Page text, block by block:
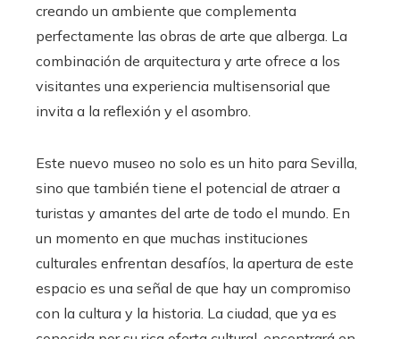
creando un ambiente que complementa
perfectamente las obras de arte que alberga. La
combinación de arquitectura y arte ofrece a los
visitantes una experiencia multisensorial que
invita a la reflexión y el asombro.
Este nuevo museo no solo es un hito para Sevilla,
sino que también tiene el potencial de atraer a
turistas y amantes del arte de todo el mundo. En
un momento en que muchas instituciones
culturales enfrentan desafíos, la apertura de este
espacio es una señal de que hay un compromiso
con la cultura y la historia. La ciudad, que ya es